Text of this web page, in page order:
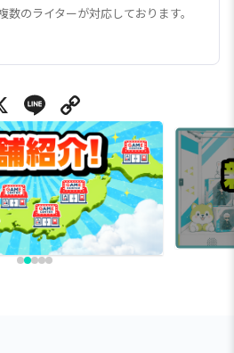
数のライターが対応しております。
X Line